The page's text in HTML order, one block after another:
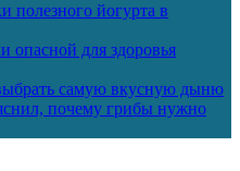
полезного йогурта в
опасной для здоровья
самую вкусную дыню
почему грибы нужно